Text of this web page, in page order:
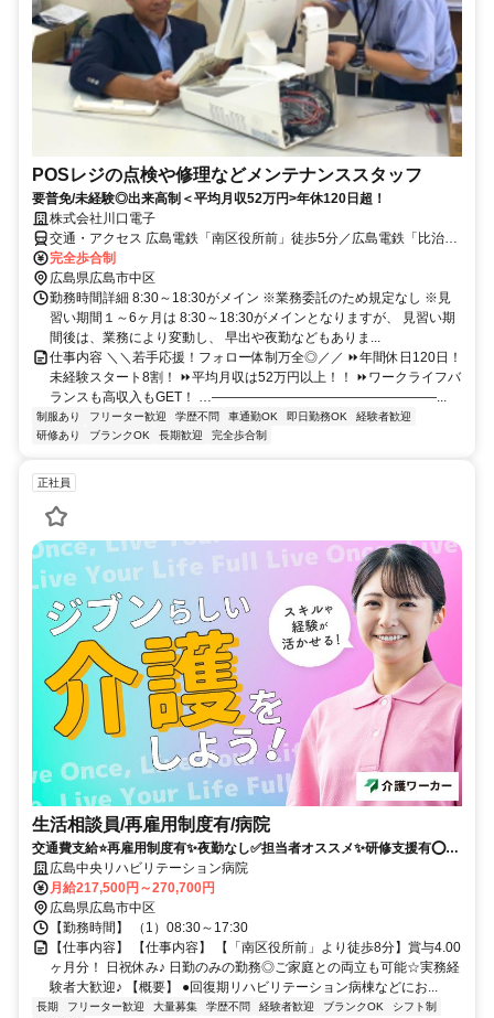
POSレジの点検や修理などメンテナンススタッフ
要普免/未経験◎出来高制＜平均月収52万円>年休120日超！
株式会社川口電子
交通・アクセス 広島電鉄「南区役所前」徒歩5分／広島電鉄「比治山
橋」徒歩9分
完全歩合制
広島県広島市中区
勤務時間詳細 8:30～18:30がメイン ※業務委託のため規定なし ※見
習い期間１～6ヶ月は 8:30～18:30がメインとなりますが、 見習い期
間後は、業務により変動し、 早出や夜勤などもありま...
仕事内容 ＼＼若手応援！フォロー体制万全◎／／ ⏩年間休日120日！
未経験スタート8割！ ⏩平均月収は52万円以上！！ ⏩ワークライフバ
ランスも高収入もGET！ …―――――――――――――――――...
制服あり フリーター歓迎 学歴不問 車通勤OK 即日勤務OK
経験者歓迎
研修あり
ブランクOK 長期歓迎 完全歩合制
正社員
生活相談員/再雇用制度有/病院
交通費支給⭐️再雇用制度有✨夜勤なし✅️担当者オススメ✨研修支援有⭕️車
通勤ＯＫ✨駅チカ
広島中央リハビリテーション病院
月給217,500円～270,700円
広島県広島市中区
【勤務時間】 （1）08:30～17:30
【仕事内容】 【仕事内容】 【「南区役所前」より徒歩8分】賞与4.00
ヶ月分！ 日祝休み♪ 日勤のみの勤務◎ご家庭との両立も可能☆実務経
験者大歓迎♪ 【概要】 ●回復期リハビリテーション病棟などにお...
長期 フリーター歓迎 大量募集 学歴不問 経験者歓迎 ブランクOK
シフト制